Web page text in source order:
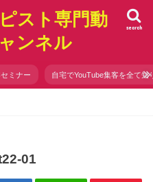
スト専門動
ンネル
search
ミナー 自宅でYouTube集客を全て知
01